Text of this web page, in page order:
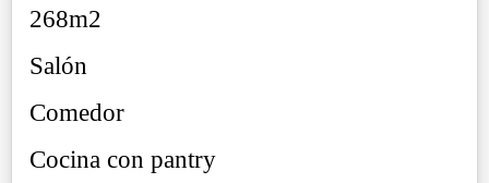
268m2
Salón
Comedor
Cocina con pantry